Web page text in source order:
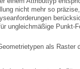
als Raster